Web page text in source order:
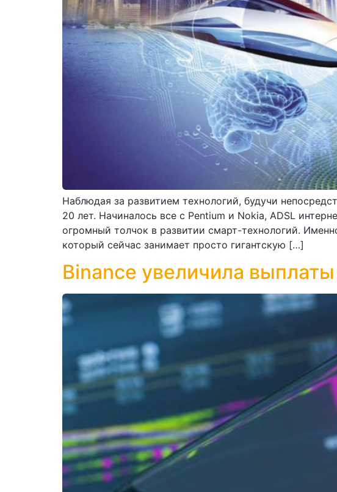
Наблюдая за развитием технологий, будучи
20 лет. Начиналось все с Pentium и Nokia, ADSL
огромный толчок в развитии смарт-технологий.
который сейчас занимает просто гигантскую […]
Binance увеличила